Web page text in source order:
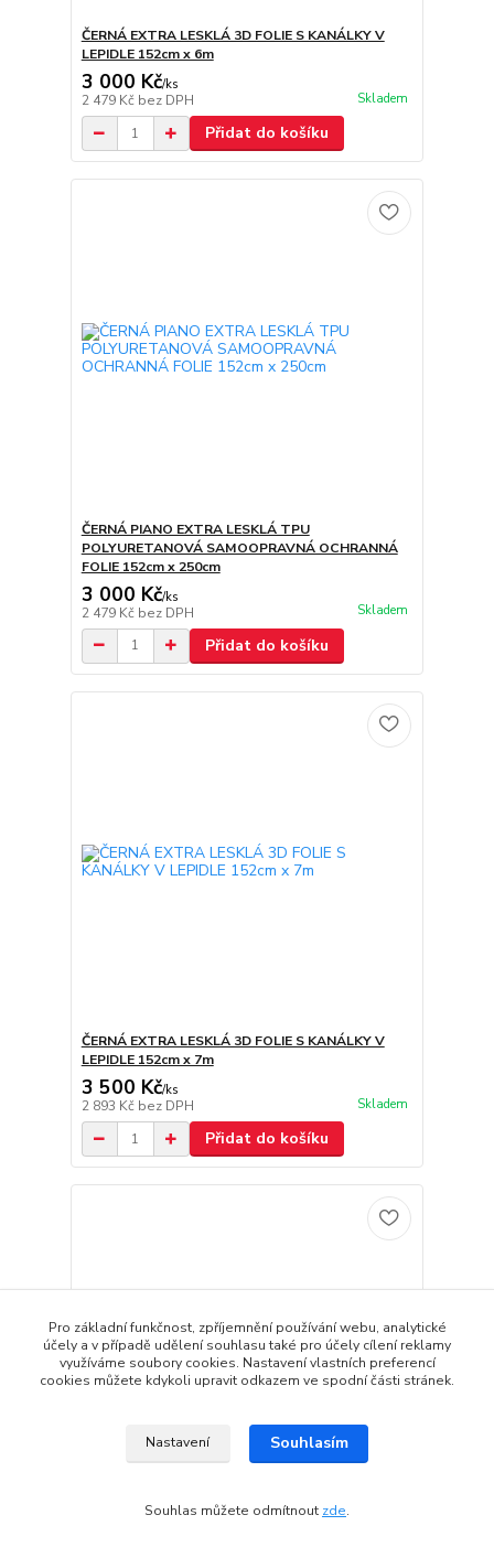
ČERNÁ EXTRA LESKLÁ 3D FOLIE S KANÁLKY V
LEPIDLE 152cm x 6m
3 000 Kč/ks
2 479 Kč bez DPH Skladem
Přidat do košíku
ČERNÁ PIANO EXTRA LESKLÁ TPU
POLYURETANOVÁ SAMOOPRAVNÁ OCHRANNÁ
FOLIE 152cm x 250cm
3 000 Kč/ks
2 479 Kč bez DPH Skladem
Přidat do košíku
ČERNÁ EXTRA LESKLÁ 3D FOLIE S KANÁLKY V
LEPIDLE 152cm x 7m
3 500 Kč/ks
2 893 Kč bez DPH Skladem
Přidat do košíku
Pro základní funkčnost, zpříjemnění používání webu, analytické
účely a v případě udělení souhlasu také pro účely cílení reklamy
využíváme soubory cookies. Nastavení vlastních preferencí
cookies můžete kdykoli upravit odkazem ve spodní části stránek.
Nastavení Souhlasím
Souhlas můžete odmítnout zde.